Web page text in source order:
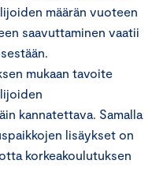
määrän vuoteen
saavuttaminen vaatii
mukaan tavoite
kannatettava. Samalla
lisäykset on
korkeakoulutuksen